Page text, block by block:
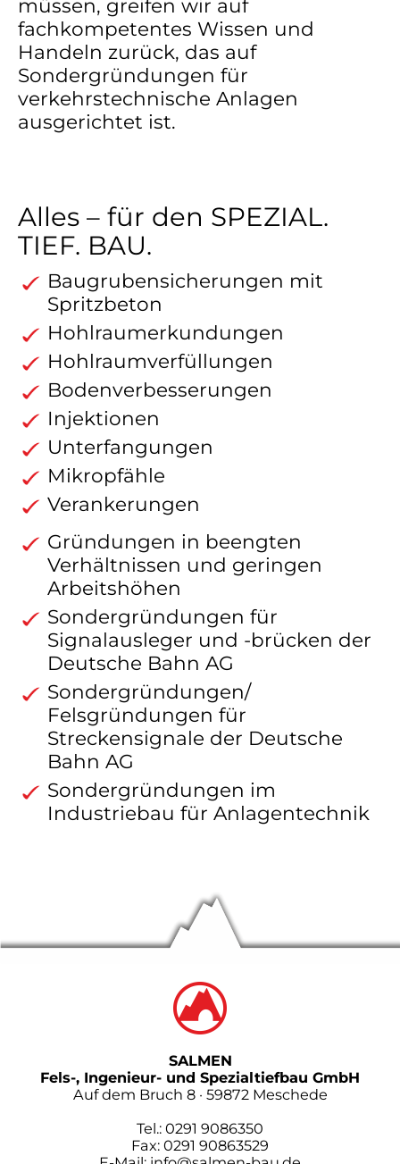
müssen, greifen wir auf
fachkompetentes Wissen und
Handeln zurück, das auf
Sondergründungen für
verkehrstechnische Anlagen
ausgerichtet ist.
Alles – für den SPEZIAL.
TIEF. BAU.
Baugrubensicherungen mit
Spritzbeton
Hohlraumerkundungen
Hohlraumverfüllungen
Bodenverbesserungen
Injektionen
Unterfangungen
Mikropfähle
Verankerungen
Gründungen in beengten
Verhältnissen und geringen
Arbeitshöhen
Sondergründungen für
Signalausleger und -brücken der
Deutsche Bahn AG
Sondergründungen/
Felsgründungen für
Streckensignale der Deutsche
Bahn AG
Sondergründungen im
Industriebau für Anlagentechnik
SALMEN
Fels-, Ingenieur- und Spezialtiefbau GmbH
Auf dem Bruch 8 · 59872 Meschede
Tel.: 0291 9086350
Fax: 0291 90863529